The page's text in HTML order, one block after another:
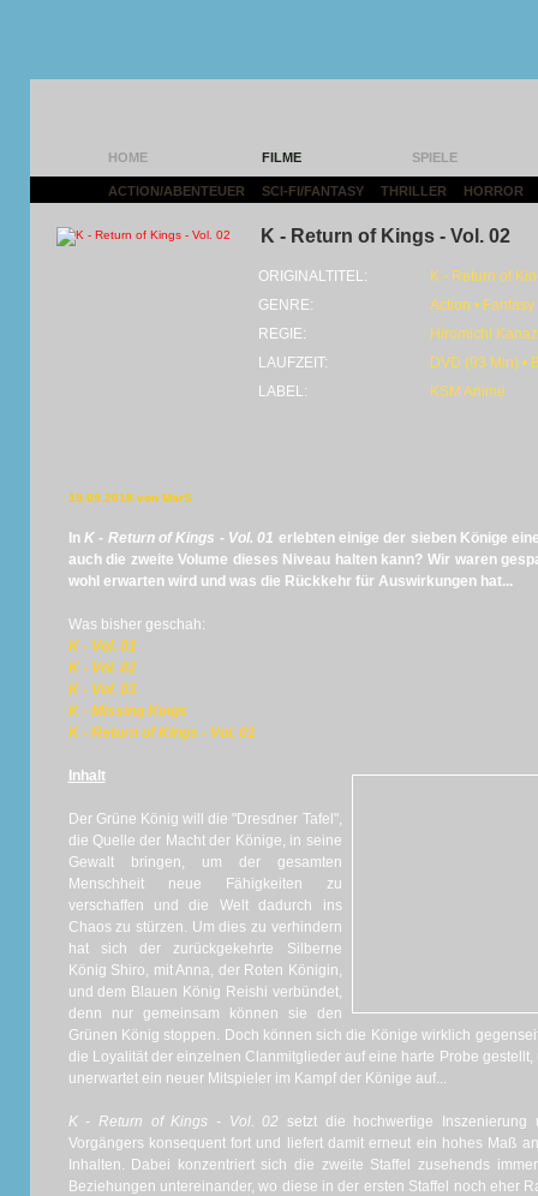
HOME FILME SPIELE
ACTION/ABENTEUER SCI-FI/FANTASY THRILLER HORROR
K - Return of Kings - Vol. 02
ORIGINALTITEL:
K - Return of
GENRE:
Action • Fantasy
REGIE:
Hiromichi
LAUFZEIT:
DVD (93 Min) •
LABEL:
KSM Anime
19.09.2018 von MarS
In K - Return of Kings - Vol. 01 erlebten einige der sieben Könige
auch die zweite Volume dieses Niveau halten kann? Wir waren
wohl erwarten wird und was die Rückkehr für Auswirkungen hat...
Was bisher geschah:
K - Vol. 01
K - Vol. 02
K - Vol. 03
K - Missing Kings
K - Return of Kings - Vol. 01
Inhalt
Der Grüne König will die "Dresdner Tafel",
die Quelle der Macht der Könige, in seine
Gewalt bringen, um der gesamten
Menschheit neue Fähigkeiten zu
verschaffen und die Welt dadurch ins
Chaos zu stürzen. Um dies zu verhindern
hat sich der zurückgekehrte Silberne
König Shiro, mit Anna, der Roten Königin,
und dem Blauen König Reishi verbündet,
denn nur gemeinsam können sie den
Grünen König stoppen. Doch können sich die Könige wirklich
die Loyalität der einzelnen Clanmitglieder auf eine harte Probe
unerwartet ein neuer Mitspieler im Kampf der Könige auf...
K - Return of Kings - Vol. 02 setzt die hochwertige
Vorgängers konsequent fort und liefert damit erneut ein hohes Maß
Inhalten. Dabei konzentriert sich die zweite Staffel zusehends
Beziehungen untereinander, wo diese in der ersten Staffel noch eher